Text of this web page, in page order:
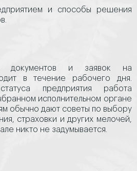
и способы решения
документов и заявок на
в течение рабочего дня.
предприятия работа
исполнительном органе
обычно дают советы по выбору
страховки и других мелочей,
никто не задумывается.